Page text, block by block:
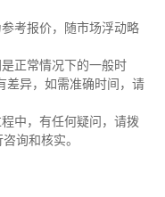
考报价，随市场浮动略
正常情况下的一般时
差异，如需准确时间，请
中，有任何疑问，请拨
询和核实。